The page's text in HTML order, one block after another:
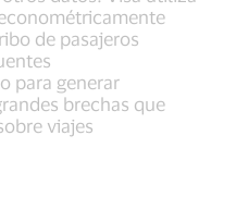
de pasajeros
para generar
brechas que
viajes